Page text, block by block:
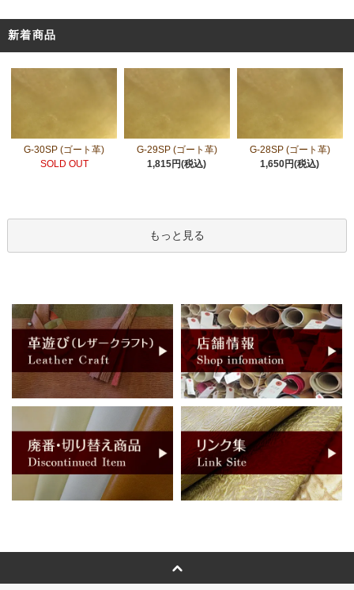
新着商品
G-30SP (ゴート革)
SOLD OUT
G-29SP (ゴート革)
1,815円(税込)
G-28SP (ゴート革)
1,650円(税込)
もっと見る